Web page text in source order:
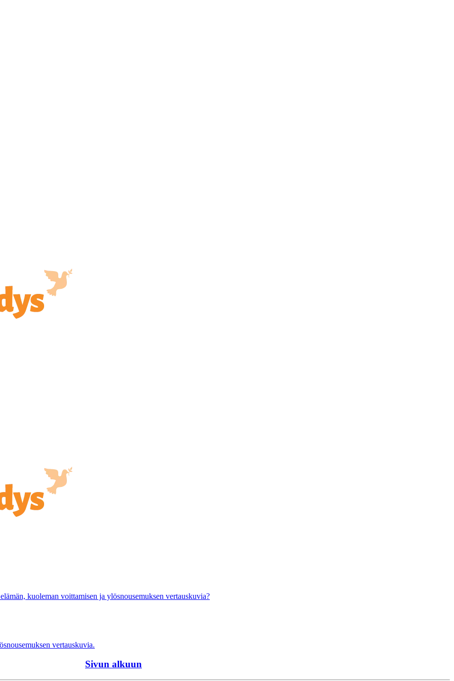
kuoleman voittamisen ja ylösnousemuksen vertauskuvia?
vertauskuvia.
Sivun alkuun